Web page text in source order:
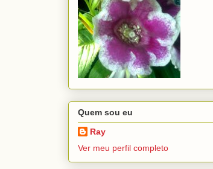
Quem sou eu
Ray
Ver meu perfil completo